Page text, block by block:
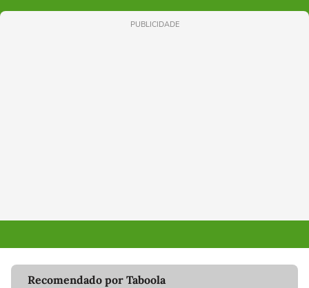
PUBLICIDADE
Recomendado por Taboola